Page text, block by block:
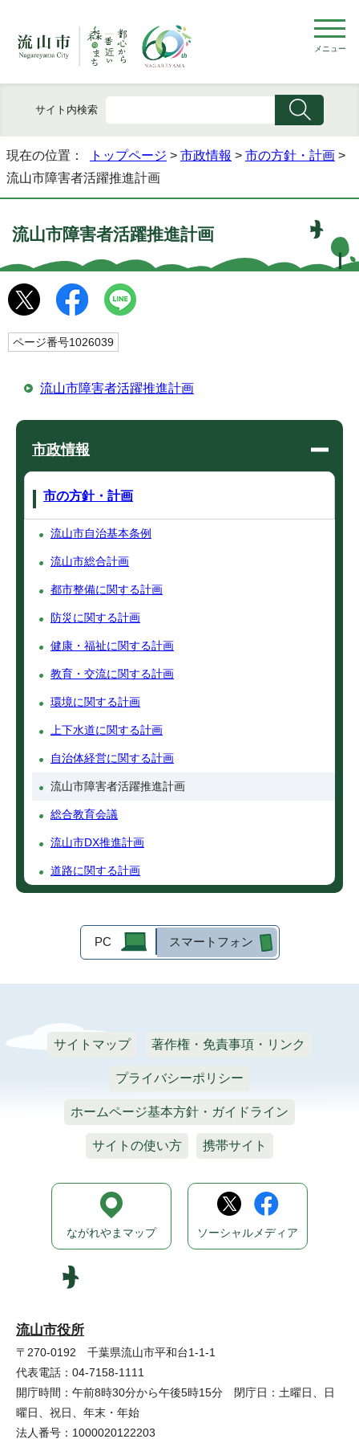
メニュー
サイト内検索
現在の位置： トップページ > 市政情報 > 市の方針・計画 >
流山市障害者活躍推進計画
流山市障害者活躍推進計画
ページ番号1026039
流山市障害者活躍推進計画
市政情報
市の方針・計画
流山市自治基本条例
流山市総合計画
都市整備に関する計画
防災に関する計画
健康・福祉に関する計画
教育・交流に関する計画
環境に関する計画
上下水道に関する計画
自治体経営に関する計画
流山市障害者活躍推進計画
総合教育会議
流山市DX推進計画
道路に関する計画
PC スマートフォン
サイトマップ 著作権・免責事項・リンク
プライバシーポリシー
ホームページ基本方針・ガイドライン
サイトの使い方 携帯サイト
流山市役所
〒270-0192 千葉県流山市平和台1-1-1
代表電話：04-7158-1111
開庁時間：午前8時30分から午後5時15分 閉庁日：土曜日、日
曜日、祝日、年末・年始
法人番号：1000020122203
ながれやまマップ ソーシャルメディア